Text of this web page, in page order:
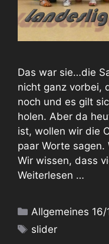
Das war sie…die
nicht ganz vorbei,
noch und es gilt
holen. Aber da
ist, wollen wir die
paar Worte
Wir wissen, dass
Weiterlesen …
Kategorien
Allgemeines 16/
Schlagwörter
slider